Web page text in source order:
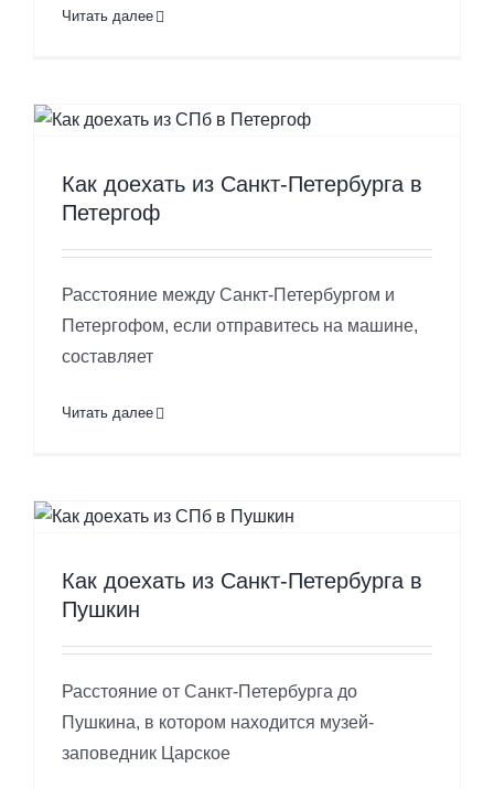
Читать далее
Как доехать из Санкт-Петербурга в
Петергоф
Расстояние между Санкт-Петербургом и
Петергофом, если отправитесь на машине,
составляет
Читать далее
Как доехать из Санкт-Петербурга в
Пушкин
Расстояние от Санкт-Петербурга до
Пушкина, в котором находится музей-
заповедник Царское